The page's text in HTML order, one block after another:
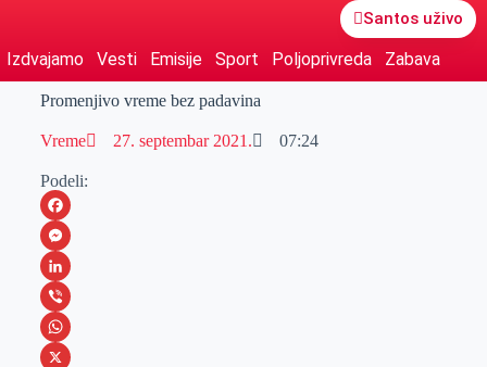
Santos uživo
Izdvajamo Vesti Emisije Sport Poljoprivreda Zabava
Promenjivo vreme bez padavina
Vreme 27. septembar 2021. 07:24
Podeli:
F
a
c
e
b
M
e
s
s
L
i
n
V
iW